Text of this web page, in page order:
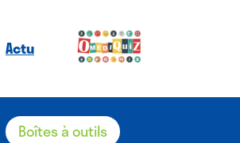
Actu
Boîtes à outils